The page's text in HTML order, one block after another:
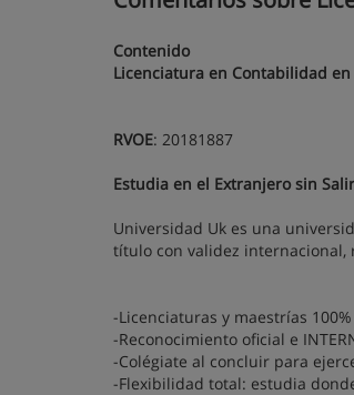
Contenido
Licenciatura en Contabilidad en
RVOE: 20181887
Estudia en el Extranjero sin
Universidad Uk es una
título con validez internacional,
-Licenciaturas y maestrías
-Reconocimiento oficial e
-Colégiate al concluir para
-Flexibilidad total: estudia